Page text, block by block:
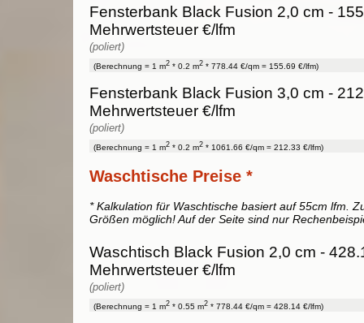
Fensterbank Black Fusion 2,0 cm -
Mehrwertsteuer €/lfm
(poliert)
(Berechnung = 1 m2 * 0.2 m2 * 778.44 €/qm = 155.69 €/lfm)
Fensterbank Black Fusion 3,0 cm -
Mehrwertsteuer €/lfm
(poliert)
(Berechnung = 1 m2 * 0.2 m2 * 1061.66 €/qm = 212.33 €/lfm)
Waschtische Preise *
* Kalkulation für Waschtische basiert auf 55cm lfm.
Größen möglich! Auf der Seite sind nur
Waschtisch Black Fusion 2,0 cm -
Mehrwertsteuer €/lfm
(poliert)
(Berechnung = 1 m2 * 0.55 m2 * 778.44 €/qm = 428.14 €/lfm)